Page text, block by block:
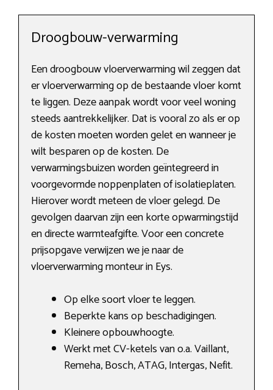
Droogbouw-verwarming
Een droogbouw vloerverwarming wil zeggen dat
er vloerverwarming op de bestaande vloer komt
te liggen. Deze aanpak wordt voor veel woning
steeds aantrekkelijker. Dat is vooral zo als er op
de kosten moeten worden gelet en wanneer je
wilt besparen op de kosten. De
verwarmingsbuizen worden geïntegreerd in
voorgevormde noppenplaten of isolatieplaten.
Hierover wordt meteen de vloer gelegd. De
gevolgen daarvan zijn een korte opwarmingstijd
en directe warmteafgifte. Voor een concrete
prijsopgave verwijzen we je naar de
vloerverwarming monteur in Eys.
Op elke soort vloer te leggen.
Beperkte kans op beschadigingen.
Kleinere opbouwhoogte.
Werkt met CV-ketels van o.a. Vaillant,
Remeha, Bosch, ATAG, Intergas, Nefit.